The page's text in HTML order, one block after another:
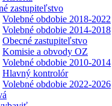
zastupiteľstvo
Volebné obdobie 2018-2022
Volebné obdobie 2014-2018
Obecné zastupiteľstvo
Komisie a obvody OZ
Volebné obdobie 2010-2014
Hlavný kontrolór
Volebné obdobie 2022-2026